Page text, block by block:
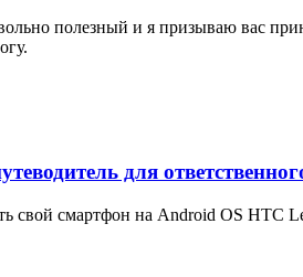
полезный и я призываю вас
для
свой смартфон на Android OS HTC